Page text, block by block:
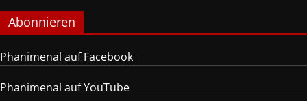
Abonnieren
Phanimenal auf Facebook
Phanimenal auf YouTube